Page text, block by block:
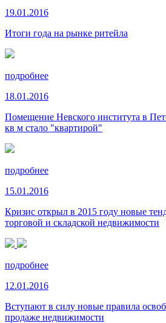
19.01.2016
Итоги года на рынке ритейла
подробнее
18.01.2016
Помещение Невского института в
кв м стало "квартирой"
подробнее
15.01.2016
Кризис открыл в 2015 году новые
торговой и складской недвижимости
подробнее
12.01.2016
Вступают в силу новые правила
продаже недвижимости